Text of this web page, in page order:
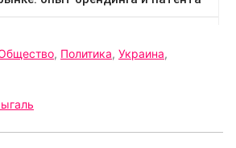
, Политика, Украина,